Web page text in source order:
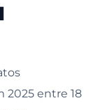
2025 entre 18